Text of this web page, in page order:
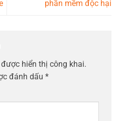
phần mềm độc hại
hiển thị công khai.
đánh dấu *